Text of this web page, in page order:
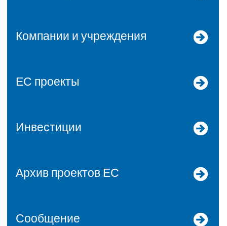
Компании и учреждения
ЕС проекты
Инвестиции
Архив проектов ЕС
Сообщение